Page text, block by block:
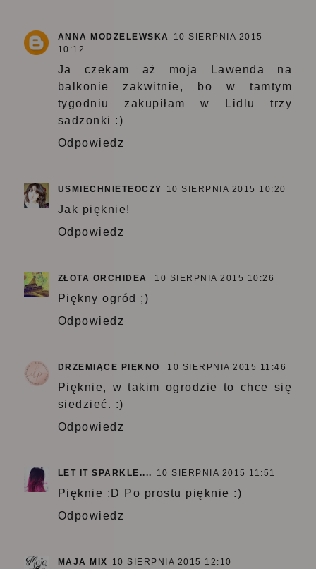
ANNA MODZELEWSKA
10 SIERPNIA 2015
10:12
Ja czekam aż moja Lawenda na
balkonie zakwitnie, bo w tamtym
tygodniu zakupiłam w Lidlu trzy
sadzonki :)
Odpowiedz
USMIECHNIETEOCZY 10 SIERPNIA 2015 10:20
Jak pięknie!
Odpowiedz
ZŁOTA ORCHIDEA 10 SIERPNIA 2015 10:26
Piękny ogród ;)
Odpowiedz
DRZEMIĄCE PIĘKNO 10 SIERPNIA 2015 11:46
Pięknie, w takim ogrodzie to chce się
siedzieć. :)
Odpowiedz
LET IT SPARKLE.... 10 SIERPNIA 2015 11:51
Pięknie :D Po prostu pięknie :)
Odpowiedz
MAJA MIX 10 SIERPNIA 2015 12:10